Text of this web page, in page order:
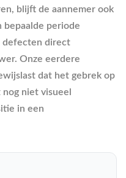
blijft de aannemer ook
bepaalde periode
defecten direct
Onze eerdere
dat het gebrek op
niet visueel
in een